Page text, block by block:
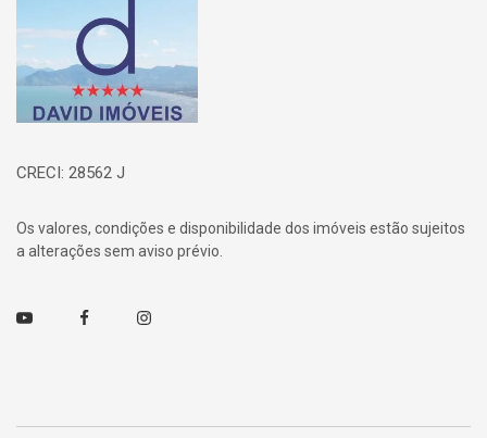
CRECI: 28562 J
Os valores, condições e disponibilidade dos imóveis estão sujeitos
a alterações sem aviso prévio.
Youtube FacebookInstagram